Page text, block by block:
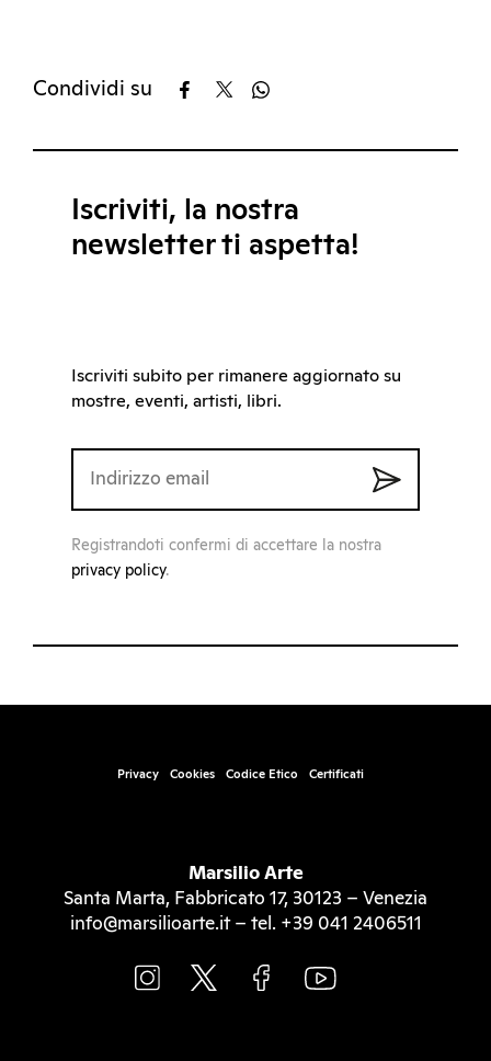
Condividi su
Iscriviti, la nostra
newsletter ti aspetta!
Iscriviti subito per rimanere aggiornato su
mostre, eventi, artisti, libri.
Registrandoti confermi di accettare la nostra
privacy policy.
Privacy Cookies Codice Etico Certificati
Marsilio Arte
Santa Marta, Fabbricato 17, 30123 – Venezia
info@marsilioarte.it – tel. +39 041 2406511